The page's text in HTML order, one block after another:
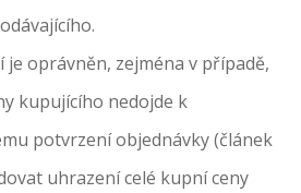
je oprávněn, zejména v případě,
kupujícího nedojde k
potvrzení objednávky (článek
uhrazení celé kupní ceny